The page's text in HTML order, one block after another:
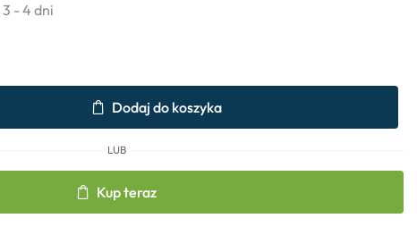
3 - 4 dni
Dodaj do koszyka
LUB
Kup teraz